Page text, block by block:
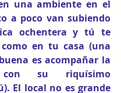
una ambiente en el
a poco van subiendo
ochentera y tú te
en tu casa (una
es acompañar la
su riquísimo
El local no es grande